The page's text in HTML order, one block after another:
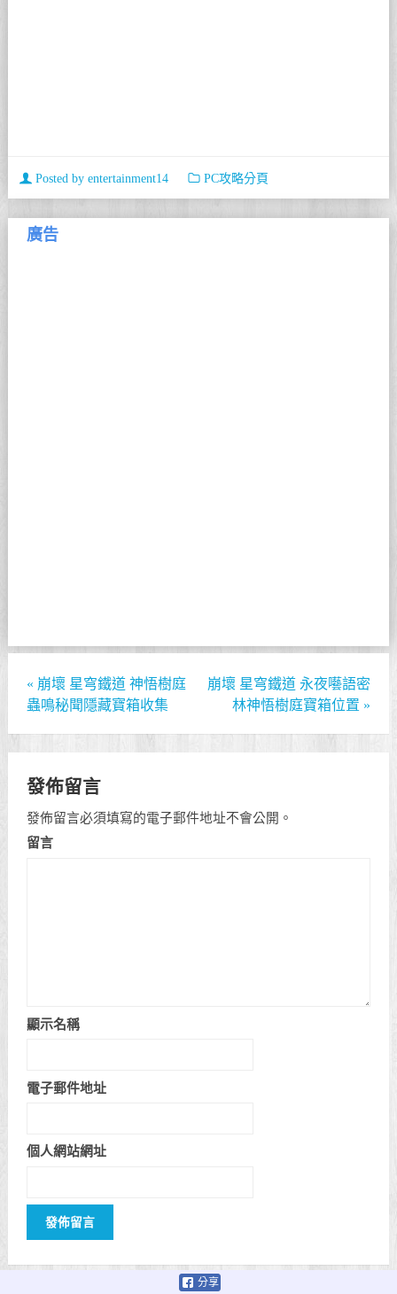
Posted by entertainment14 PC攻略分頁
廣告
« 崩壞 星穹鐵道 神悟樹庭
蟲鳴秘聞隱藏寶箱收集
崩壞 星穹鐵道 永夜囈語密
林神悟樹庭寶箱位置 »
發佈留言
發佈留言必須填寫的電子郵件地址不會公開。
留言
顯示名稱
電子郵件地址
個人網站網址
分享